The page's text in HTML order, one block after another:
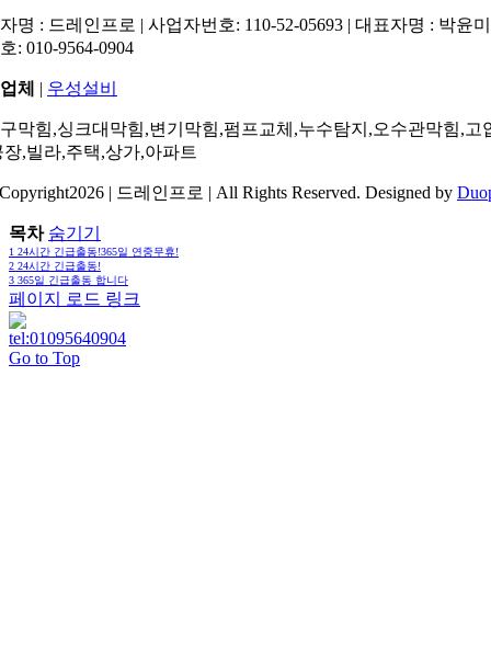
명 : 드레인프로 | 사업자번호: 110-52-05693 | 대표자명 : 박윤
: 010-9564-0904
체 | 우성설비
막힘,싱크대막힘,변기막힘,펌프교체,누수탐지,오수관막힘,고
장,빌라,주택,상가,아파트
| 드레인프로 | All Rights Reserved. Designed by
목차 숨기기
1 24시간 긴급출동!365일 연중무휴!
2 24시간 긴급출동!
3 365일 긴급출동 합니다
페이지 로드 링크
Go to Top